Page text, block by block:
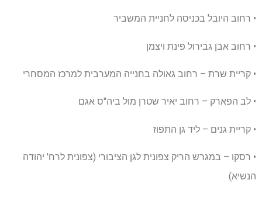
• רחוב היובל בכניסה לחניית המשביר
• רחוב אבן גבירול פינת ויצמן
• קריית שרת – רחוב גאולה בחנייה המערבית למרכז המסחרי
• לב הפארק – רחוב יאיר שטרן מול ביה"ס אגם
• קריית גנים – ליד גן התפוז
• רסקו – במגרש הריק צפונית לגן הציבורי (צפונית לרח' יהודה
הנשיא)